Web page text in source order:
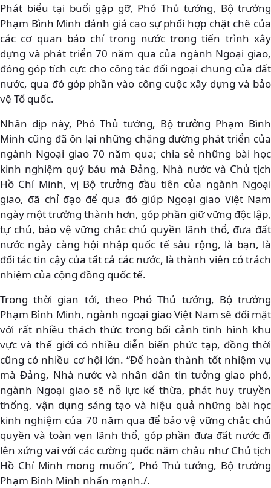
Phát biểu tại buổi gặp gỡ, Phó Thủ tướng, Bộ trưởng
Phạm Bình Minh đánh giá cao sự phối hợp chặt chẽ của
các cơ quan báo chí trong nước trong tiến trình xây
dựng và phát triển 70 năm qua của ngành Ngoại giao,
đóng góp tích cực cho công tác đối ngoại chung của đất
nước, qua đó góp phần vào công cuộc xây dựng và bảo
vệ Tổ quốc.
Nhân dịp này, Phó Thủ tướng, Bộ trưởng Phạm Bình
Minh cũng đã ôn lại những chặng đường phát triển của
ngành Ngoại giao 70 năm qua; chia sẻ những bài học
kinh nghiệm quý báu mà Đảng, Nhà nước và Chủ tịch
Hồ Chí Minh, vị Bộ trưởng đầu tiên của ngành Ngoại
giao, đã chỉ đạo để qua đó giúp Ngoại giao Việt Nam
ngày một trưởng thành hơn, góp phần giữ vững độc lập,
tự chủ, bảo vệ vững chắc chủ quyền lãnh thổ, đưa đất
nước ngày càng hội nhập quốc tế sâu rộng, là bạn, là
đối tác tin cậy của tất cả các nước, là thành viên có trách
nhiệm của cộng đồng quốc tế.
Trong thời gian tới, theo Phó Thủ tướng, Bộ trưởng
Phạm Bình Minh, ngành ngoại giao Việt Nam sẽ đối mặt
với rất nhiều thách thức trong bối cảnh tình hình khu
vực và thế giới có nhiều diễn biến phức tạp, đồng thời
cũng có nhiều cơ hội lớn. “Để hoàn thành tốt nhiệm vụ
mà Đảng, Nhà nước và nhân dân tin tưởng giao phó,
ngành Ngoại giao sẽ nỗ lực kế thừa, phát huy truyền
thống, vận dụng sáng tạo và hiệu quả những bài học
kinh nghiệm của 70 năm qua để bảo vệ vững chắc chủ
quyền và toàn vẹn lãnh thổ, góp phần đưa đất nước đi
lên xứng vai với các cường quốc năm châu như Chủ tịch
Hồ Chí Minh mong muốn”, Phó Thủ tướng, Bộ trưởng
Phạm Bình Minh nhấn mạnh./.